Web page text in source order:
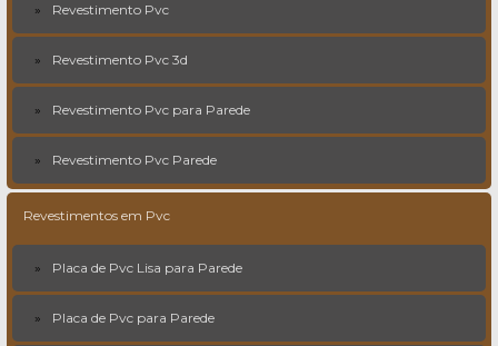
Revestimento Pvc
Revestimento Pvc 3d
Revestimento Pvc para Parede
Revestimento Pvc Parede
Revestimentos em Pvc
Placa de Pvc Lisa para Parede
Placa de Pvc para Parede